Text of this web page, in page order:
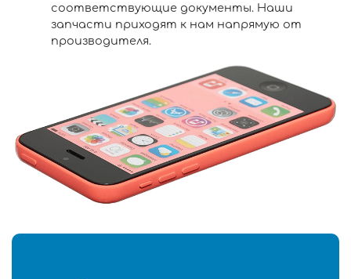
соответствующие документы. Наши
запчасти приходят к нам напрямую от
производителя.